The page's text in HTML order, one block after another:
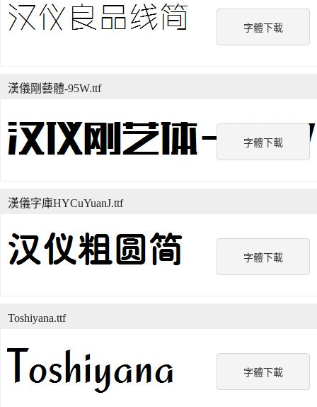
字體下載
字體下載
漢儀剛藝體-95W.ttf
字體下載
漢儀字庫HYCuYuanJ.ttf
字體下載
Toshiyana.ttf